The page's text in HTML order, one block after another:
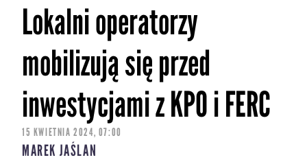
Lokalni operatorzy
mobilizują się przed
inwestycjami z KPO i FERC
15 KWIETNIA 2024, 07:00
MAREK JAŚLAN